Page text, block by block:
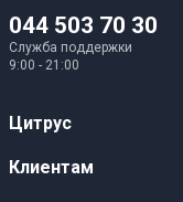
044 503 70 30
Служба поддержки
9:00 - 21:00
Цитрус
Карьера
Клиентам